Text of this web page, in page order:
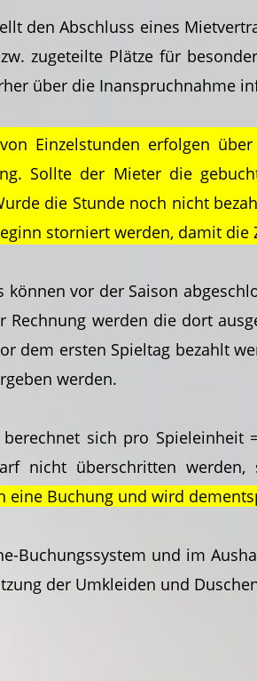
den Abschluss eines
zugeteilte Plätze für
über die Inanspruchnahme
Einzelstunden erfolgen
Sollte der Mieter die
die Stunde noch nicht
storniert werden, damit
können vor der Saison
Rechnung werden die dort
dem ersten Spieltag bezahlt
werden.
berechnet sich pro
nicht überschritten
eine Buchung und wird
Buchungssystem und im
der Umkleiden und